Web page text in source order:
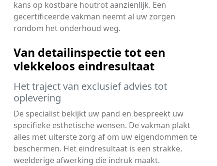
kans op kostbare houtrot aanzienlijk. Een
gecertificeerde vakman neemt al uw zorgen
rondom het onderhoud weg.
Van detailinspectie tot een
vlekkeloos eindresultaat
Het traject van exclusief advies tot
oplevering
De specialist bekijkt uw pand en bespreekt uw
specifieke esthetische wensen. De vakman plakt
alles met uiterste zorg af om uw eigendommen te
beschermen. Het eindresultaat is een strakke,
weelderige afwerking die indruk maakt.